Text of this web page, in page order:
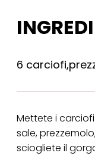
6
Mettete i
sale,
sciogliete il